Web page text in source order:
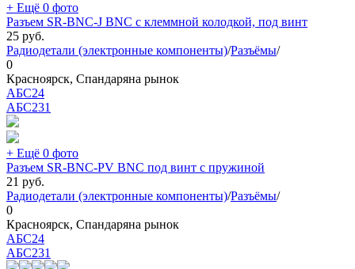
+ Ещё 0 фото
Разъем SR-BNC-J BNC с клеммной колодкой, под винт
25 руб.
Радиодетали (электронные компоненты)/Разъёмы/
0
Красноярск, Спандаряна рынок
АБС24
АБС231
+ Ещё 0 фото
Разъем SR-BNC-PV BNC под винт с пружиной
21 руб.
Радиодетали (электронные компоненты)/Разъёмы/
0
Красноярск, Спандаряна рынок
АБС24
АБС231